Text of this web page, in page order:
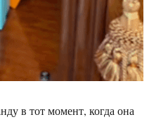
в тот момент, когда она